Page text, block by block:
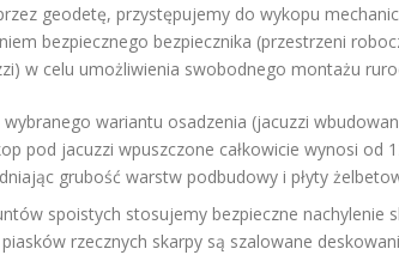
geodetę, przystępujemy do wykopu
bezpiecznego bezpiecznika (przestrzeni
w celu umożliwienia swobodnego montażu
wariantu osadzenia (jacuzzi
pod jacuzzi wpuszczone całkowicie wynosi od
grubość warstw podbudowy i płyty
spoistych stosujemy bezpieczne nachylenie
rzecznych skarpy są szalowane